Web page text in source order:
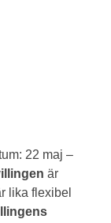
22 maj –
är
lika flexibel